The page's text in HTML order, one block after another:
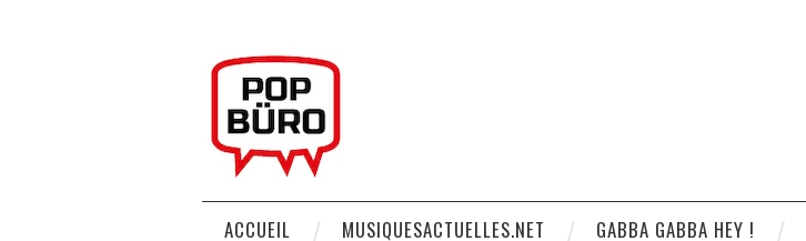
ACCUEIL MUSIQUESACTUELLES.NET GABBA GABBA HEY !